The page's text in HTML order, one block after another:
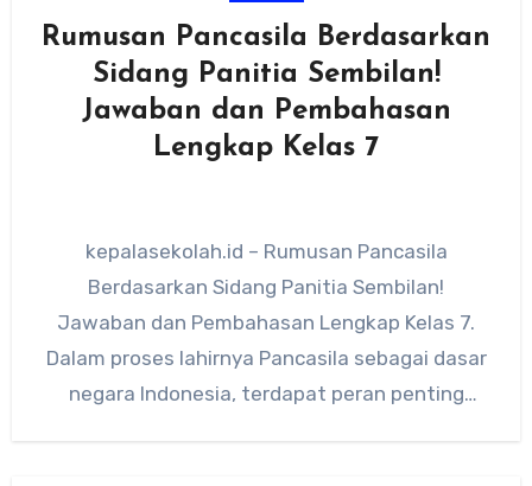
Rumusan Pancasila Berdasarkan
Sidang Panitia Sembilan!
Jawaban dan Pembahasan
Lengkap Kelas 7
kepalasekolah.id – Rumusan Pancasila
Berdasarkan Sidang Panitia Sembilan!
Jawaban dan Pembahasan Lengkap Kelas 7.
Dalam proses lahirnya Pancasila sebagai dasar
negara Indonesia, terdapat peran penting